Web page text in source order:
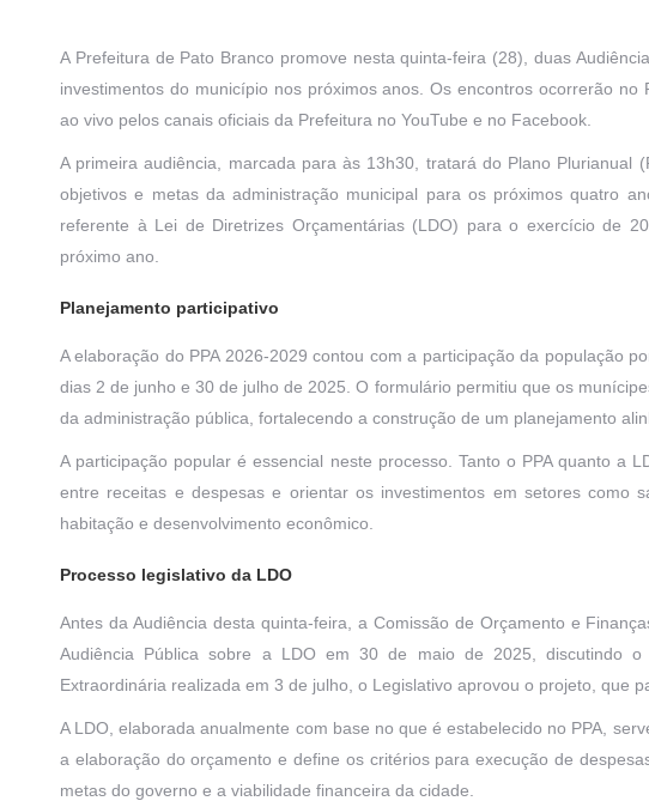
A Prefeitura de Pato Branco promove nesta quinta-feira (28), duas
investimentos do município nos próximos anos. Os encontros ocorrerão
ao vivo pelos canais oficiais da Prefeitura no YouTube e no Facebook.
A primeira audiência, marcada para às 13h30, tratará do Plano Plurianual
objetivos e metas da administração municipal para os próximos quatro
referente à Lei de Diretrizes Orçamentárias (LDO) para o exercício de
próximo ano.
Planejamento participativo
A elaboração do PPA 2026-2029 contou com a participação da população
dias 2 de junho e 30 de julho de 2025. O formulário permitiu que os
da administração pública, fortalecendo a construção de um planejamento
A participação popular é essencial neste processo. Tanto o PPA quanto a
entre receitas e despesas e orientar os investimentos em setores como
habitação e desenvolvimento econômico.
Processo legislativo da LDO
Antes da Audiência desta quinta-feira, a Comissão de Orçamento e
Audiência Pública sobre a LDO em 30 de maio de 2025, discutindo
Extraordinária realizada em 3 de julho, o Legislativo aprovou o projeto, que
A LDO, elaborada anualmente com base no que é estabelecido no PPA,
a elaboração do orçamento e define os critérios para execução de
metas do governo e a viabilidade financeira da cidade.